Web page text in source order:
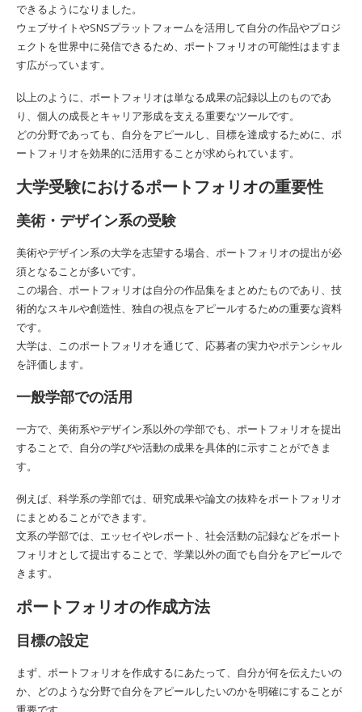
できるようになりました。
ウェブサイトやSNSプラットフォームを活用して自分の作品やプロジ
ェクトを世界中に発信できるため、ポートフォリオの可能性はますま
す広がっています。
以上のように、ポートフォリオは単なる成果の記録以上のものであ
り、個人の成長とキャリア形成を支える重要なツールです。
どの分野であっても、自分をアピールし、目標を達成するために、ポ
ートフォリオを効果的に活用することが求められています。
大学受験におけるポートフォリオの重要性
美術・デザイン系の受験
美術やデザイン系の大学を志望する場合、ポートフォリオの提出が必
須となることが多いです。
この場合、ポートフォリオは自分の作品集をまとめたものであり、技
術的なスキルや創造性、独自の視点をアピールするための重要な資料
です。
大学は、このポートフォリオを通じて、応募者の実力やポテンシャル
を評価します。
一般学部での活用
一方で、美術系やデザイン系以外の学部でも、ポートフォリオを提出
することで、自分の学びや活動の成果を具体的に示すことができま
す。
例えば、科学系の学部では、研究成果や論文の抜粋をポートフォリオ
にまとめることができます。
文系の学部では、エッセイやレポート、社会活動の記録などをポート
フォリオとして提出することで、学業以外の面でも自分をアピールで
きます。
ポートフォリオの作成方法
目標の設定
まず、ポートフォリオを作成するにあたって、自分が何を伝えたいの
か、どのような分野で自分をアピールしたいのかを明確にすることが